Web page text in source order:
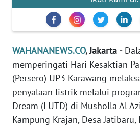
WAHANANEWS.CO, Jakarta -
memperingati Hari Kesaktian
(Persero) UP3 Karawang
penyalaan listrik melalui
Dream (LUTD) di Musholla Al
Kampung Krajan, Desa Jatibaru,
KARIR
DISCLAIMER
Wahana
News
Regional